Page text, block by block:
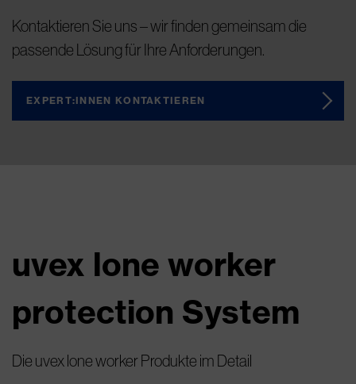
Kontaktieren Sie uns – wir finden gemeinsam die
passende Lösung für Ihre Anforderungen.
EXPERT:INNEN KONTAKTIEREN
uvex lone worker
protection System
Die uvex lone worker Produkte im Detail